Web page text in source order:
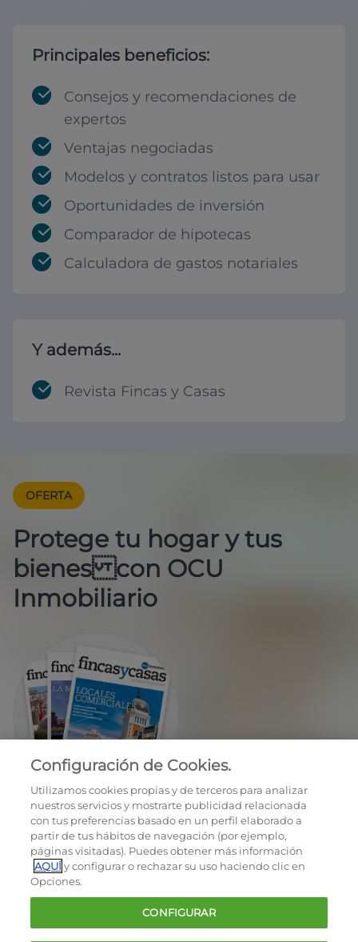
Principales beneficios:
Consejos y recomendaciones de
expertos
Ventajas negociadas
Modelos y contratos listos para usar
Oportunidades de inversión
Comparador de hipotecas
Calculadora de gastos notariales
Y además...
Revista Fincas y Casas
OFERTA
Protege tu hogar y tus
bienes con OCU
Inmobiliario
EN REGALO LA REVISTA BIMESTRAL
OCU © 2026
Cookies
Configuración de Cookies.
Utilizamos cookies propias y de terceros para analizar
nuestros servicios y mostrarte publicidad relacionada
con tus preferencias basado en un perfil elaborado a
partir de tus hábitos de navegación (por ejemplo,
páginas visitadas). Puedes obtener más información
AQUÍy configurar o rechazar su uso haciendo clic en
Opciones.
CONFIGURAR